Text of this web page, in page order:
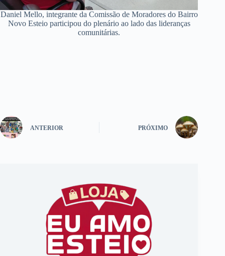
Daniel Mello, integrante da Comissão de Moradores do Bairro
Novo Esteio participou do plenário ao lado das lideranças
comunitárias.
ANTERIOR PRÓXIMO